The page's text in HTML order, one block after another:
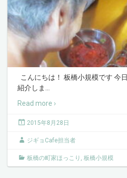
こんにちは！ 板橋小規模です 今
紹介しま
Read more ›
2015年8月28日
ジギョCafe担当者
板橋の町家ほっこり , 板橋小規模